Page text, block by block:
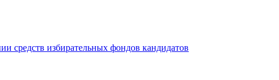
средств избирательных фондов кандидатов